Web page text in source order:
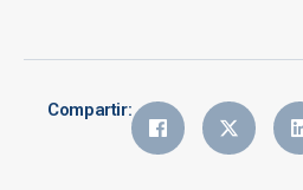
Compartir: